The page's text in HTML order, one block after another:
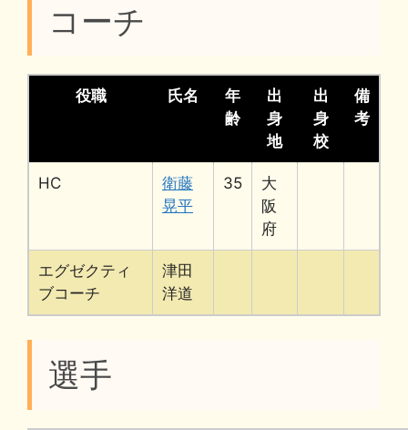
コーチ
役職 氏名
年
齢
出
身
地
出
身
校
備
考
HC
衛藤
晃平
35
大
阪
府
エグゼクティ
ブコーチ
津田
洋道
選手